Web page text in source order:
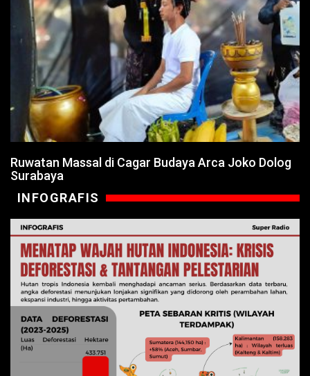
Ruwatan Massal di Cagar Budaya Arca Joko Dolog
Surabaya
INFOGRAFIS